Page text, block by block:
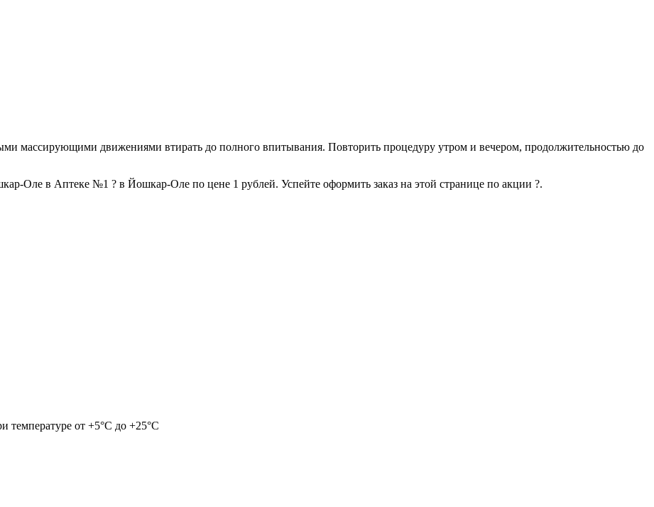
массирующими движениями втирать до полного впитывания. Повторить процедуру утром и вечером, продолжительностью до
Оле в Аптеке №1 ? в Йошкар-Оле по цене 1 рублей. Успейте оформить заказ на этой странице по акции ?.
температуре от +5°С до +25°С